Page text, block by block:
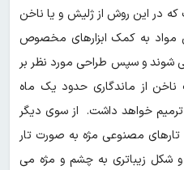
در این روش از ژلیش و یا ناخن
به کمک ابزارهای مخصوص
شوند و سپس طراحی مورد نظر بر
از ماندگاری حدود یک ماه
ترمیم خواهد داشت. از سوی دیگر
مصنوعی مژه به صورت تار
شکل زیباتری به چشم و مژه می